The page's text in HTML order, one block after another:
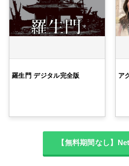
羅生門 デジタル完全版 ア
【無料期間なし】